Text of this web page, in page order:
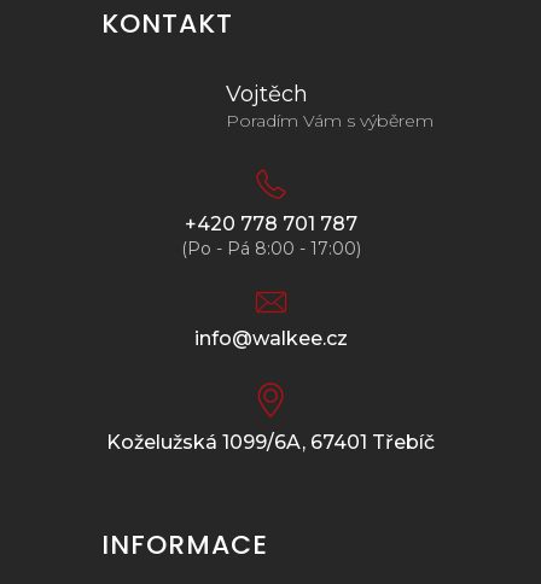
KONTAKT
Vojtěch
Poradím Vám s výběrem
+420 778 701 787
(Po - Pá 8:00 - 17:00)
info@walkee.cz
Koželužská 1099/6A, 67401 Třebíč
INFORMACE